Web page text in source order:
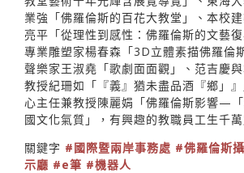
業強「佛羅倫斯的百花大教堂」、本校
亮平「從理性到感性：佛羅倫斯的文藝
專業雕塑家楊春森「3D立體素描佛羅倫
聲樂家王淑堯「歌劇面面觀」、范吉慶
教授紀珊如「『義』猶未盡品酒『鄉」
心主任兼教授陳麗娟「佛羅倫斯影響—
國文化氣質」，有興趣的教職員工生千萬
關鍵字 #國際暨兩岸事務處 #佛羅倫斯
示廳 #e筆 #機器人